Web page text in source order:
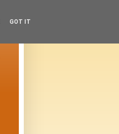
GOT IT